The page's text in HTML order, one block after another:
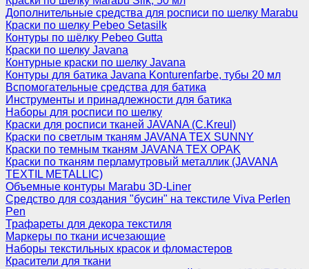
Дополнительные средства для росписи по шелку Marabu
Краски по шелку Pebeo Setasilk
Контуры по шёлку Pebeo Gutta
Краски по шелку Javana
Контурные краски по шелку Javana
Контуры для батика Javana Konturenfarbe, тубы 20 мл
Вспомогательные средства для батика
Инструменты и принадлежности для батика
Наборы для росписи по шелку
Краски для росписи тканей JAVANA (C.Kreul)
Краски по светлым тканям JAVANA TEX SUNNY
Краски по темным тканям JAVANA TEX OPAK
Краски по тканям перламутровый металлик (JAVANA
TEXTIL METALLIC)
Объемные контуры Marabu 3D-Liner
Средство для создания "бусин" на текстиле Viva Perlen
Pen
Трафареты для декора текстиля
Маркеры по ткани исчезающие
Наборы текстильных красок и фломастеров
Красители для ткани